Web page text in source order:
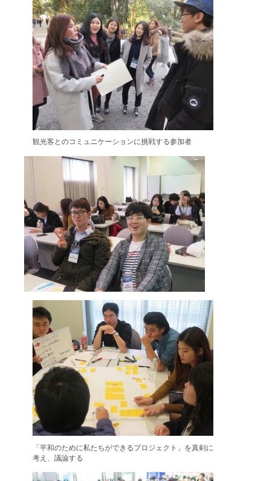
観光客とのコミュニケーションに挑戦する参加者
「平和のために私たちができるプロジェクト」を真剣に
考え、議論する